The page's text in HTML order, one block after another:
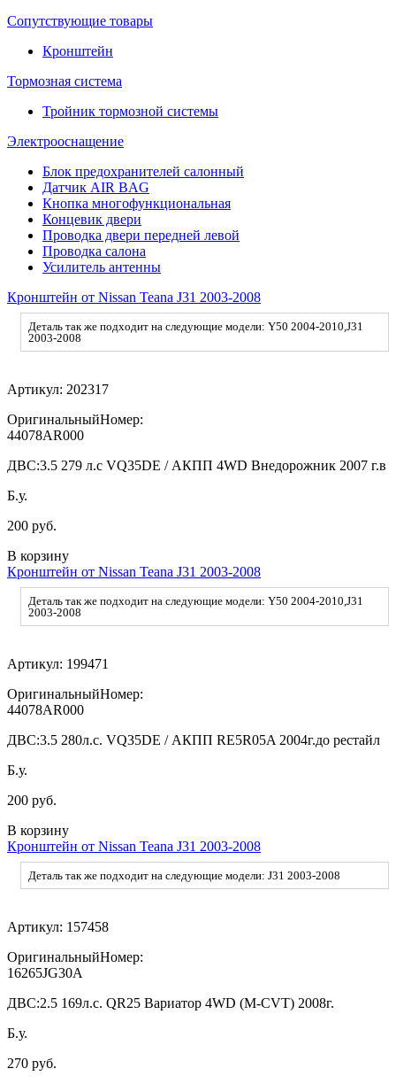
Сопутствующие товары
Кронштейн
Тормозная система
Тройник тормозной системы
Электрооснащение
Блок предохранителей салонный
Датчик AIR BAG
Кнопка многофункциональная
Концевик двери
Проводка двери передней левой
Проводка салона
Усилитель антенны
Кронштейн от Nissan Teana J31 2003-2008
Деталь так же подходит на следующие модели: Y50 2004-2010,J31
2003-2008
Артикул: 202317
ОригинальныйНомер:
44078AR000
ДВС:3.5 279 л.с VQ35DE / АКПП 4WD Внедорожник 2007 г.в
Б.у.
200 руб.
В корзину
Кронштейн от Nissan Teana J31 2003-2008
Деталь так же подходит на следующие модели: Y50 2004-2010,J31
2003-2008
Артикул: 199471
ОригинальныйНомер:
44078AR000
ДВС:3.5 280л.с. VQ35DE / АКПП RE5R05A 2004г.до рестайл
Б.у.
200 руб.
В корзину
Кронштейн от Nissan Teana J31 2003-2008
Деталь так же подходит на следующие модели: J31 2003-2008
Артикул: 157458
ОригинальныйНомер:
16265JG30A
ДВС:2.5 169л.с. QR25 Вариатор 4WD (M-CVT) 2008г.
Б.у.
270 руб.